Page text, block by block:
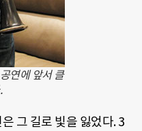
연에 앞서 클
그 길로 빛을 잃었다. 3